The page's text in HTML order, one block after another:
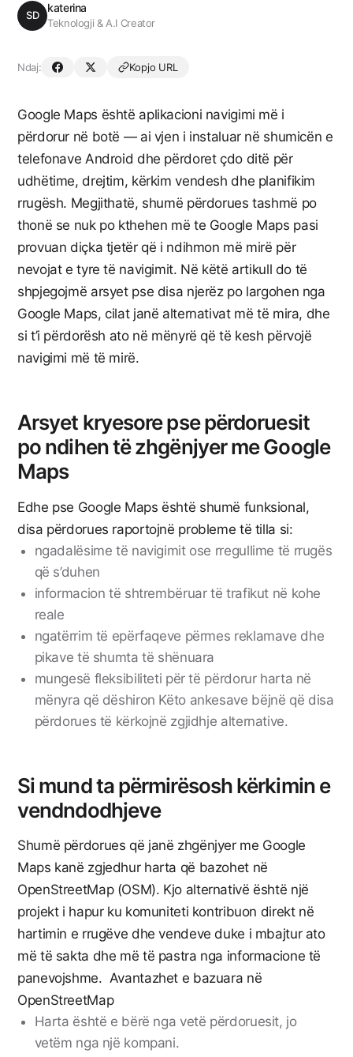
SD
katerina
Teknologji & A.I Creator
Ndaj: Kopjo URL
Google Maps është aplikacioni navigimi më i
përdorur në botë — ai vjen i instaluar në shumicën e
telefonave Android dhe përdoret çdo ditë për
udhëtime, drejtim, kërkim vendesh dhe planifikim
rrugësh. Megjithatë, shumë përdorues tashmë po
thonë se nuk po kthehen më te Google Maps pasi
provuan diçka tjetër që i ndihmon më mirë për
nevojat e tyre të navigimit. Në këtë artikull do të
shpjegojmë arsyet pse disa njerëz po largohen nga
Google Maps, cilat janë alternativat më të mira, dhe
si t’i përdorësh ato në mënyrë që të kesh përvojë
navigimi më të mirë.
Arsyet kryesore pse përdoruesit
po ndihen të zhgënjyer me Google
Maps
Edhe pse Google Maps është shumë funksional,
disa përdorues raportojnë probleme të tilla si:
ngadalësime të navigimit ose rregullime të rrugës
që s’duhen
informacion të shtrembëruar të trafikut në kohe
reale
ngatërrim të epërfaqeve përmes reklamave dhe
pikave të shumta të shënuara
mungesë fleksibiliteti për të përdorur harta në
mënyra që dëshiron Këto ankesave bëjnë që disa
përdorues të kërkojnë zgjidhje alternative.
Si mund ta përmirësosh kërkimin e
vendndodhjeve
Shumë përdorues që janë zhgënjyer me Google
Maps kanë zgjedhur harta që bazohet në
OpenStreetMap (OSM). Kjo alternativë është një
projekt i hapur ku komuniteti kontribuon direkt në
hartimin e rrugëve dhe vendeve duke i mbajtur ato
më të sakta dhe më të pastra nga informacione të
panevojshme. Avantazhet e bazuara në
OpenStreetMap
Harta është e bërë nga vetë përdoruesit, jo
vetëm nga një kompani.